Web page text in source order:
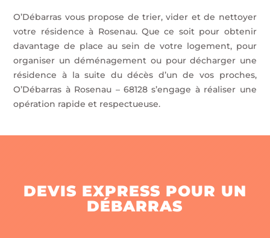
O’Débarras vous propose de trier, vider et de nettoyer
votre résidence à Rosenau. Que ce soit pour obtenir
davantage de place au sein de votre logement, pour
organiser un déménagement ou pour décharger une
résidence à la suite du décès d’un de vos proches,
O’Débarras à Rosenau – 68128 s’engage à réaliser une
opération rapide et respectueuse.
DEVIS EXPRESS POUR UN
DÉBARRAS